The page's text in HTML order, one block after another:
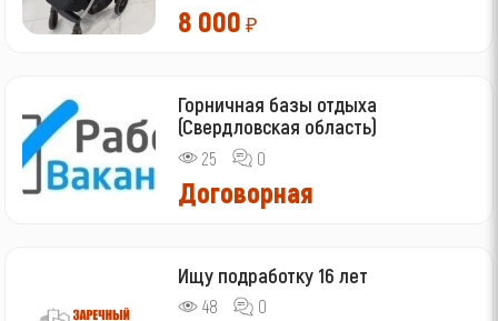
8 000 ₽
Горничная базы отдыха
(Свердловская область)
25 0
Договорная
Ищу подработку 16 лет
48 0